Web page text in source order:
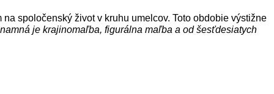
spoločenský život v kruhu umelcov. Toto obdobie výstižne
je krajinomaľba, figurálna maľba a od šesťdesiatych